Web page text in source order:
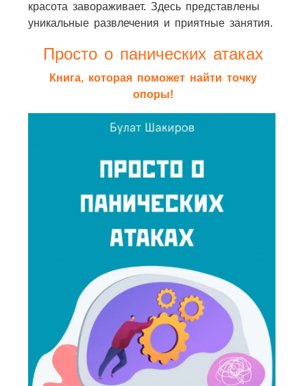
красота завораживает. Здесь представлены
уникальные развлечения и приятные занятия.
Просто о панических атаках
Книга, которая поможет найти точку
опоры!